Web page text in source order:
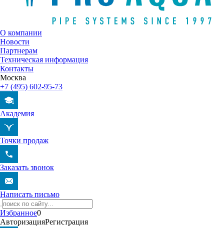
О компании
Новости
Партнерам
Техническая информация
Контакты
Москва
+7 (495) 602-95-73
Академия
Точки продаж
Заказать звонок
Написать письмо
Избранное0
АвторизацияРегистрация